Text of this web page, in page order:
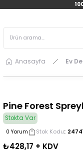
Anasayfa Ev
Pine Forest
Stokta Var
0 Yorum Stok Kodu
₺428,17 + KDV